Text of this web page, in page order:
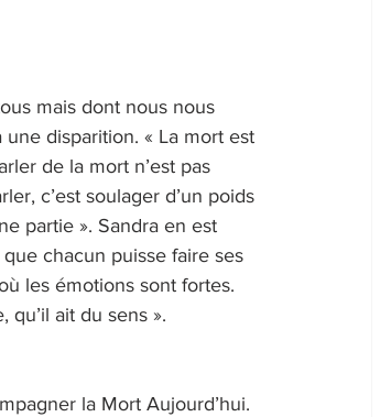
mais dont nous nous
disparition. « La mort est
de la mort n’est pas
c’est soulager d’un poids
partie ». Sandra en est
chacun puisse faire ses
les émotions sont fortes.
ait du sens ».
la Mort Aujourd’hui.